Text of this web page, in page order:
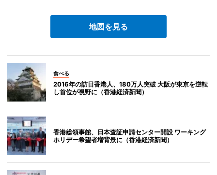
地図を見る
食べる
2016年の訪日香港人、180万人突破 大阪が東京を逆転
し首位が視野に（香港経済新聞）
香港総領事館、日本査証申請センター開設 ワーキング
ホリデー希望者増背景に（香港経済新聞）